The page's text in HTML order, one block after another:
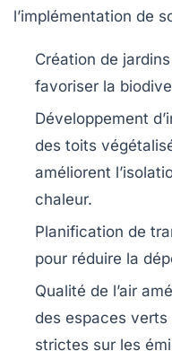
l’implémentation de
Création de
favoriser la
Développement
des toits
améliorent
chaleur.
Planification de
pour réduire la
Qualité de l’air
des espaces
strictes sur les